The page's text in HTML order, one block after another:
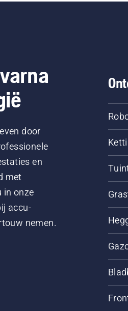
door
en
met
in onze
accu-
nemen.